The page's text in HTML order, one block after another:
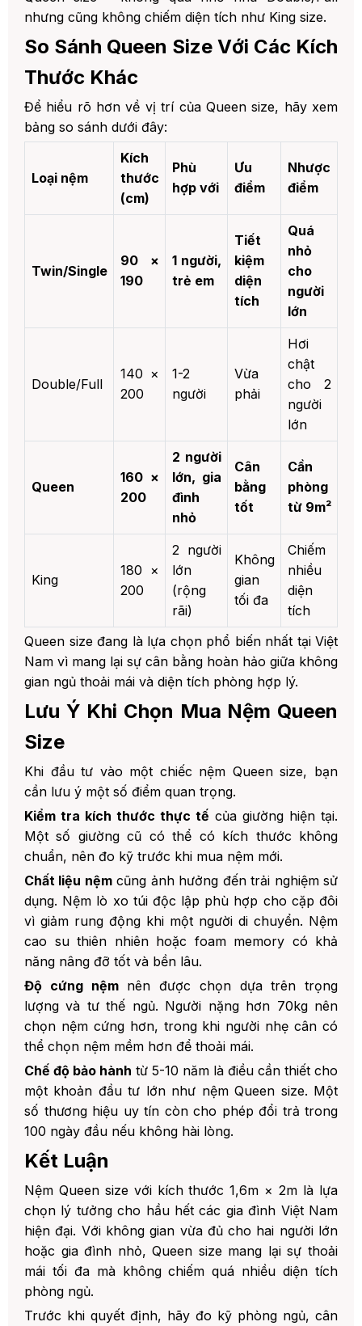
nhưng cũng không chiếm diện tích như King size.
So Sánh Queen Size Với Các Kích
Thước Khác
Để hiểu rõ hơn về vị trí của Queen size, hãy xem
bảng so sánh dưới đây:
Loại nệm
Kích
thước
(cm)
Phù
hợp với
Ưu
điểm
Nhược
điểm
Twin/Single
90 ×
190
1 người,
trẻ em
Tiết
kiệm
diện
tích
Quá
nhỏ
cho
người
lớn
Double/Full
140 ×
200
1-2
người
Vừa
phải
Hơi
chật
cho 2
người
lớn
Queen
160 ×
200
2 người
lớn, gia
đình
nhỏ
Cân
bằng
tốt
Cần
phòng
từ 9m²
King
180 ×
200
2 người
lớn
(rộng
rãi)
Không
gian
tối đa
Chiếm
nhiều
diện
tích
Queen size đang là lựa chọn phổ biến nhất tại Việt
Nam vì mang lại sự cân bằng hoàn hảo giữa không
gian ngủ thoải mái và diện tích phòng hợp lý.
Lưu Ý Khi Chọn Mua Nệm Queen
Size
Khi đầu tư vào một chiếc nệm Queen size, bạn
cần lưu ý một số điểm quan trọng.
Kiểm tra kích thước thực tế của giường hiện tại.
Một số giường cũ có thể có kích thước không
chuẩn, nên đo kỹ trước khi mua nệm mới.
Chất liệu nệmcũng ảnh hưởng đến trải nghiệm sử
dụng. Nệm lò xo túi độc lập phù hợp cho cặp đôi
vì giảm rung động khi một người di chuyển. Nệm
cao su thiên nhiên hoặc foam memory có khả
năng nâng đỡ tốt và bền lâu.
Độ cứng nệmnên được chọn dựa trên trọng
lượng và tư thế ngủ. Người nặng hơn 70kg nên
chọn nệm cứng hơn, trong khi người nhẹ cân có
thể chọn nệm mềm hơn để thoải mái.
Chế độ bảo hành từ 5-10 năm là điều cần thiết cho
một khoản đầu tư lớn như nệm Queen size. Một
số thương hiệu uy tín còn cho phép đổi trả trong
100 ngày đầu nếu không hài lòng.
Kết Luận
Nệm Queen size với kích thước 1,6m × 2m là lựa
chọn lý tưởng cho hầu hết các gia đình Việt Nam
hiện đại. Với không gian vừa đủ cho hai người lớn
hoặc gia đình nhỏ, Queen size mang lại sự thoải
mái tối đa mà không chiếm quá nhiều diện tích
phòng ngủ.
Trước khi quyết định, hãy đo kỹ phòng ngủ, cân